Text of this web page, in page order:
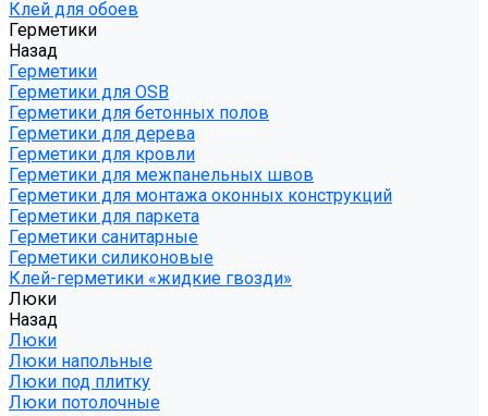
Клей для обоев
Герметики
Назад
Герметики
Герметики для OSB
Герметики для бетонных полов
Герметики для дерева
Герметики для кровли
Герметики для межпанельных швов
Герметики для монтажа оконных конструкций
Герметики для паркета
Герметики санитарные
Герметики силиконовые
Клей-герметики «жидкие гвозди»
Люки
Назад
Люки
Люки напольные
Люки под плитку
Люки потолочные